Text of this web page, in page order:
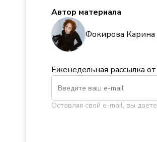
Автор материала
Фокирова Карина
Еженедельная рассылка
Оставляя свой e-mail, вы